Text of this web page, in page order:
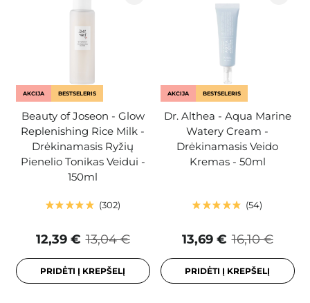
AKCIJA BESTSELERIS
Beauty of Joseon - Glow
Replenishing Rice Milk -
Drėkinamasis Ryžių
Pienelio Tonikas Veidui -
150ml
302
13,04 €
12,39 €
PRIDĖTI Į KREPŠELĮ
AKCIJA BESTSELERIS
Dr. Althea - Aqua Marine
Watery Cream -
Drėkinamasis Veido
Kremas - 50ml
54
16,10 €
13,69 €
PRIDĖTI Į KREPŠELĮ